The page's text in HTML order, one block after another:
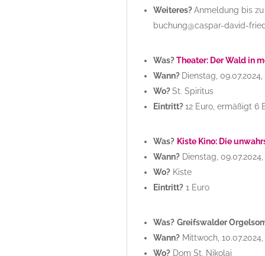
Weiteres?Anmeldung bis
buchung@caspar-david-
Was?Theater: Der Wald in
Wann? Dienstag, 09.07.2024,
Wo?St. Spiritus
Eintritt?12 Euro, ermäßigt 6
Was? Kiste Kino: Die
Wann?Dienstag, 09.07.2024,
Wo?Kiste
Eintritt?1 Euro
Was? Greifswalder
Wann?Mittwoch, 10.07.2024,
Wo?Dom St. Nikolai